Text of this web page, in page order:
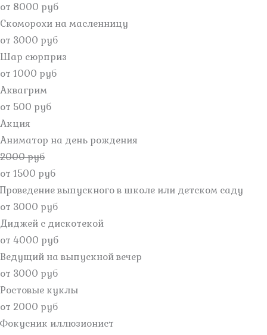
от 8000 руб
Скоморохи на масленницу
от 3000 руб
Шар сюрприз
от 1000 руб
Аквагрим
от 500 руб
Акция
Аниматор на день рождения
2000 руб
от 1500 руб
Проведение выпускного в школе или детском саду
от 3000 руб
Диджей с дискотекой
от 4000 руб
Ведущий на выпускной вечер
от 3000 руб
Ростовые куклы
от 2000 руб
Фокусник иллюзионист